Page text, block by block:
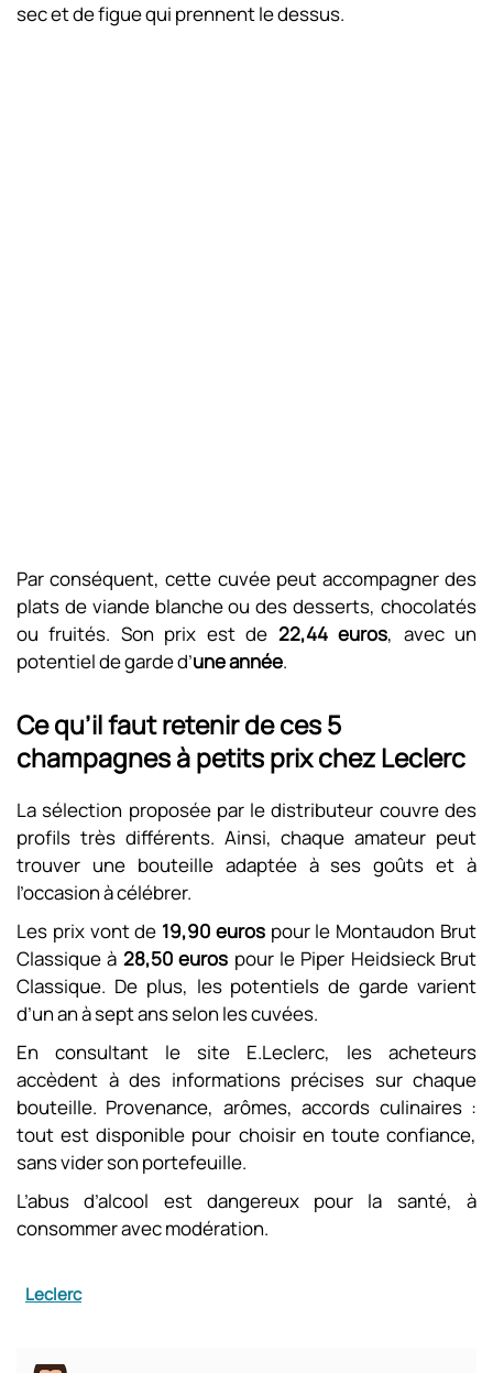
sec et de figue qui prennent le dessus.
Par conséquent, cette cuvée peut accompagner des
plats de viande blanche ou des desserts, chocolatés
ou fruités. Son prix est de 22,44 euros, avec un
potentiel de garde d’une année.
Ce qu’il faut retenir de ces 5
champagnes à petits prix chez Leclerc
La sélection proposée par le distributeur couvre des
profils très différents. Ainsi, chaque amateur peut
trouver une bouteille adaptée à ses goûts et à
l’occasion à célébrer.
Les prix vont de 19,90 eurospour le Montaudon Brut
Classique à 28,50 euros pour le Piper Heidsieck Brut
Classique. De plus, les potentiels de garde varient
d’un an à sept ans selon les cuvées.
En consultant le site E.Leclerc, les acheteurs
accèdent à des informations précises sur chaque
bouteille. Provenance, arômes, accords culinaires :
tout est disponible pour choisir en toute confiance,
sans vider son portefeuille.
L’abus d’alcool est dangereux pour la santé, à
consommer avec modération.
Leclerc